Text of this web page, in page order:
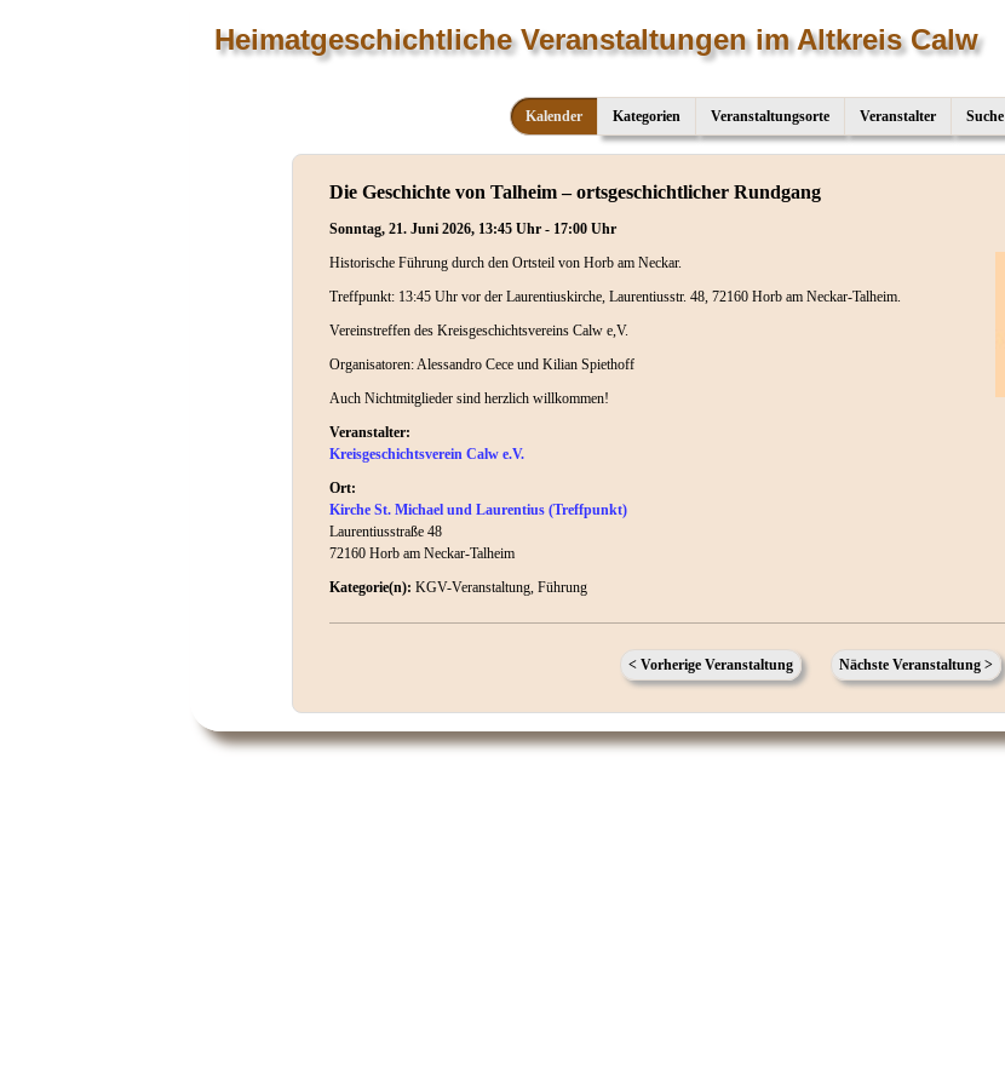
Heimatgeschichtliche Veranstaltungen im Altkreis Calw
Kalender Kategorien Veranstaltungsorte Veranstalter Suche
Die Geschichte von Talheim – ortsgeschichtlicher Rundgang
Sonntag, 21. Juni 2026, 13:45 Uhr - 17:00 Uhr
Historische Führung durch den Ortsteil von Horb am Neckar.
Treffpunkt: 13:45 Uhr vor der Laurentiuskirche, Laurentiusstr. 48, 72160 Horb am Neckar-Talheim.
Vereinstreffen des Kreisgeschichtsvereins Calw e,V.
Organisatoren: Alessandro Cece und Kilian Spiethoff
Auch Nichtmitglieder sind herzlich willkommen!
Veranstalter:
Kreisgeschichtsverein Calw e.V.
Ort:
Kirche St. Michael und Laurentius (Treffpunkt)
Laurentiusstraße 48
72160 Horb am Neckar-Talheim
Kategorie(n): KGV-Veranstaltung, Führung
< Vorherige Veranstaltung Nächste Veranstaltung >